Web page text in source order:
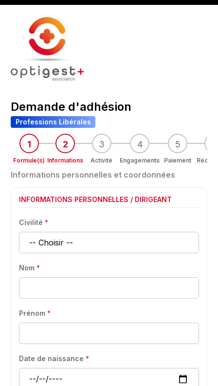
Demande d'adhésion
Professions Libérales
1
Formule(s)
2
Informations
3
Activité
4
Engagements
5
Paiement
Informations personnelles et coordonnées
INFORMATIONS PERSONNELLES / DIRIGEANT
Civilité*
Nom*
Prénom*
Date de naissance*